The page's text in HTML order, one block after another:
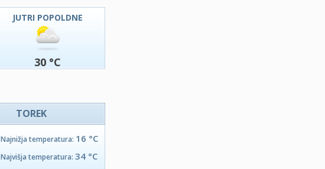
JUTRI POPOLDNE
30 °C
TOREK
Najnižja temperatura: 16 °C
Najvišja temperatura: 34 °C